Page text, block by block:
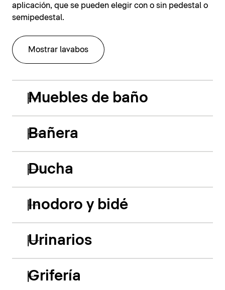
aplicación, que se pueden elegir con o sin pedestal o
semipedestal.
Mostrar lavabos
Muebles de baño
Bañera
Ducha
Inodoro y bidé
Urinarios
Grifería